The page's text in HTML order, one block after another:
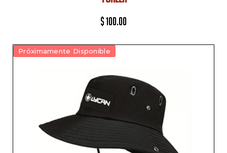
$100.00
Próximamente Disponible